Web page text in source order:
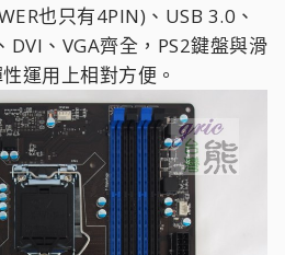
也只有4PIN)、USB 3.0、
、VGA齊全，PS2鍵盤與滑
運用上相對方便。